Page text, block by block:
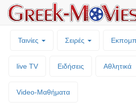
Ταινίες Σειρές
live TV Ειδήσεις Αθλητικά
Video-Mαθήματα